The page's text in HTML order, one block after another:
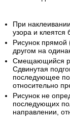
При
узора и
Рисунок прямой
другом на
Смещающийся
Сдвинутая
последующее
относительно
Рисунок не
последующих
направлении,